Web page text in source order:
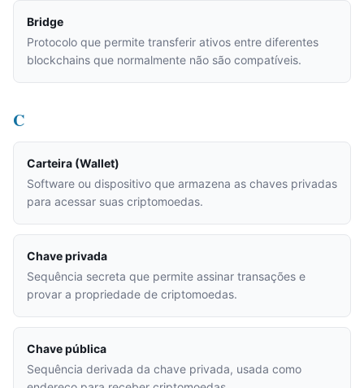
Bridge
Protocolo que permite transferir ativos entre diferentes
blockchains que normalmente não são compatíveis.
C
Carteira (Wallet)
Software ou dispositivo que armazena as chaves privadas
para acessar suas criptomoedas.
Chave privada
Sequência secreta que permite assinar transações e
provar a propriedade de criptomoedas.
Chave pública
Sequência derivada da chave privada, usada como